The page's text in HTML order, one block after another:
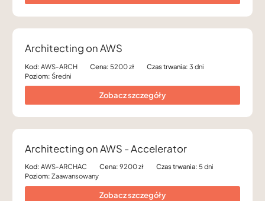
Architecting on AWS
Kod: AWS-ARCH Cena: 5200 zł Czas trwania: 3 dni
Poziom: Średni
Zobacz szczegóły
Architecting on AWS - Accelerator
Kod: AWS-ARCHAC Cena: 9200 zł Czas trwania: 5 dni
Poziom: Zaawansowany
Zobacz szczegóły